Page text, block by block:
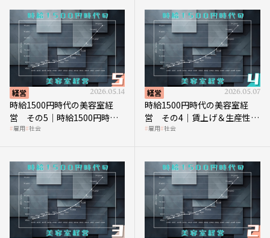
経営 2026.05.14
時給1500円時代の美容室経
営 その5｜時給1500円時代
の到来は美容業の収益構造を
雇用 社会
経営 2026.05.07
時給1500円時代の美容室経
営 その4｜賃上げ＆生産性向
上につなげる賢い助成金活用
雇用 社会